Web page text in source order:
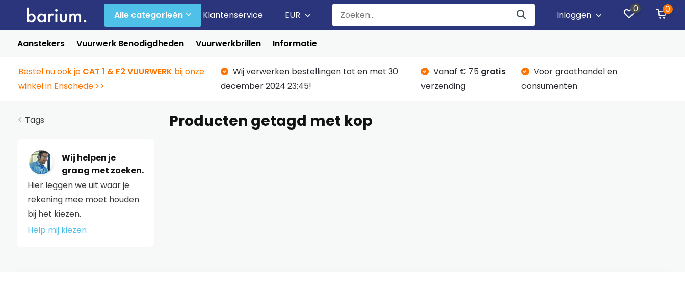
Alle categorieën Klantenservice EUR Inloggen
0 0
Aanstekers Vuurwerk Benodigdheden Vuurwerkbrillen Informatie
Bestel nu ook je CAT 1 & F2 VUURWERK bij onze
winkel in Enschede >>
Wij verwerken bestellingen tot en met 30
december 2024 23:45!
Vanaf € 75 gratis
verzending
Voor groothandel en
consumenten
Tags
Wij helpen je
graag met zoeken.
Hier leggen we uit waar je
rekening mee moet houden
bij het kiezen.
Help mij kiezen
Producten getagd met kop